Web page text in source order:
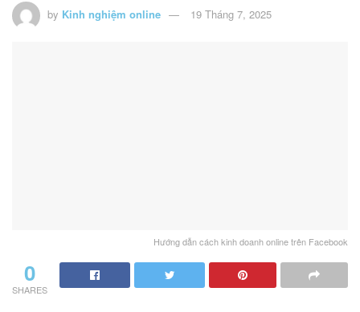
by Kinh nghiệm online 19 Tháng 7, 2025
Hướng dẫn cách kinh doanh online trên Facebook
0
SHARES